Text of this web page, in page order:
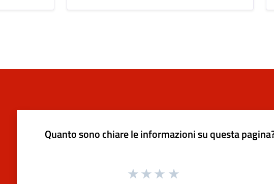
Quanto sono chiare le informazioni su questa